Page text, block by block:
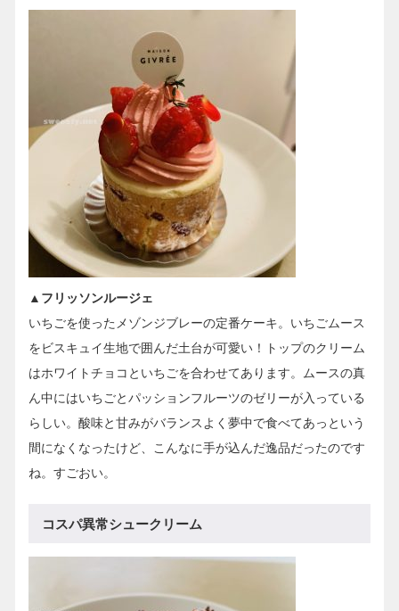
▲フリッソンルージェ
いちごを使ったメゾンジブレーの定番ケーキ。いちごムース
をビスキュイ生地で囲んだ土台が可愛い！トップのクリーム
はホワイトチョコといちごを合わせてあります。ムースの真
ん中にはいちごとパッションフルーツのゼリーが入っている
らしい。酸味と甘みがバランスよく夢中で食べてあっという
間になくなったけど、こんなに手が込んだ逸品だったのです
ね。すごおい。
コスパ異常シュークリーム